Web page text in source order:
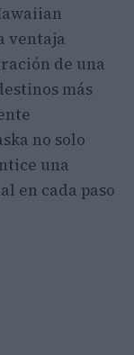
ventaja
de una
más
no solo
una
en cada paso